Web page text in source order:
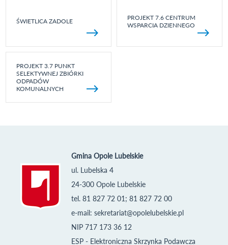
ŚWIETLICA ZADOLE
PROJEKT 7.6 CENTRUM
WSPARCIA DZIENNEGO
PROJEKT 3.7 PUNKT
SELEKTYWNEJ ZBIÓRKI
ODPADÓW
KOMUNALNYCH
Gmina Opole Lubelskie
ul. Lubelska 4
24-300 Opole Lubelskie
tel. 81 827 72 01; 81 827 72 00
e-mail: sekretariat@opolelubelskie.pl
NIP 717 173 36 12
ESP - Elektroniczna Skrzynka Podawcza